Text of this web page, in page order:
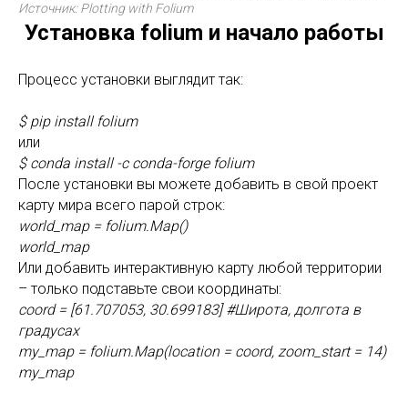
Источник: Plotting with Folium
Установка folium и начало работы
Процесс установки выглядит так:
$ pip install folium
или
$ conda install -c conda-forge folium
После установки вы можете добавить в свой проект
карту мира всего парой строк:
world_map = folium.Map()
world_map
Или добавить интерактивную карту любой территории
– только подставьте свои координаты:
coord = [61.707053, 30.699183] #Широта, долгота в
градусах
my_map = folium.Map(location = coord, zoom_start = 14)
my_map